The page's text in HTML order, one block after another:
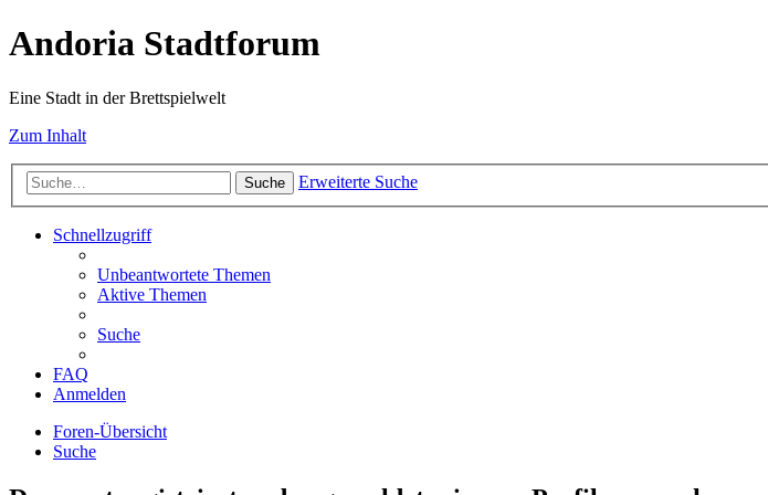
Andoria Stadtforum
Eine Stadt in der Brettspielwelt
Zum Inhalt
Suche Erweiterte Suche
Schnellzugriff
Unbeantwortete Themen
Aktive Themen
Suche
FAQ
Anmelden
Foren-Übersicht
Suche